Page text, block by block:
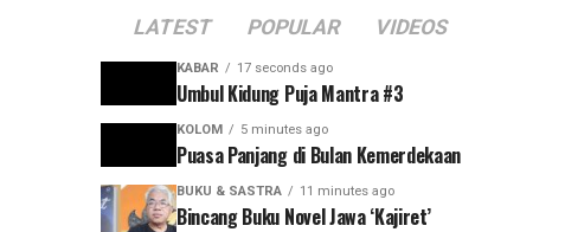
LATEST POPULAR VIDEOS
KABAR 17 seconds ago
Umbul Kidung Puja Mantra #3
KOLOM 5 minutes ago
Puasa Panjang di Bulan Kemerdekaan
BUKU & SASTRA 11 minutes ago
Bincang Buku Novel Jawa ‘Kajiret’